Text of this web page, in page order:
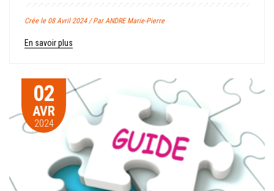
Crée le 08 Avril 2024 / Par ANDRE Marie-Pierre
En savoir plus
02
AVR
2024